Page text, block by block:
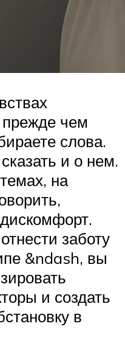
чем
слова.
и о нем.
на
заботу
&ndash, вы
и создать
в